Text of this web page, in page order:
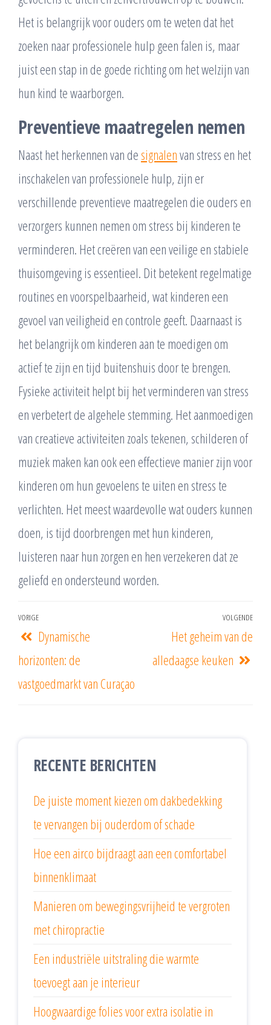
Het is belangrijk voor ouders om te weten dat het
zoeken naar professionele hulp geen falen is, maar
juist een stap in de goede richting om het welzijn van
hun kind te waarborgen.
Preventieve maatregelen nemen
Naast het herkennen van designalenvan stress en het
inschakelen van professionele hulp, zijn er
verschillende preventieve maatregelen die ouders en
verzorgers kunnen nemen om stress bij kinderen te
verminderen. Het creëren van een veilige en stabiele
thuisomgeving is essentieel. Dit betekent regelmatige
routines en voorspelbaarheid, wat kinderen een
gevoel van veiligheid en controle geeft. Daarnaast is
het belangrijk om kinderen aan te moedigen om
actief te zijn en tijd buitenshuis door te brengen.
Fysieke activiteit helpt bij het verminderen van stress
en verbetert de algehele stemming. Het aanmoedigen
van creatieve activiteiten zoals tekenen, schilderen of
muziek maken kan ook een effectieve manier zijn voor
kinderen om hun gevoelens te uiten en stress te
verlichten. Het meest waardevolle wat ouders kunnen
doen, is tijd doorbrengen met hun kinderen,
luisteren naar hun zorgen en hen verzekeren dat ze
geliefd en ondersteund worden.
VORIGE
Dynamische
horizonten: de
vastgoedmarkt van Curaçao
VOLGENDE
Het geheim van de
alledaagse keuken
RECENTE BERICHTEN
De juiste moment kiezen om dakbedekking
te vervangen bij ouderdom of schade
Hoe een airco bijdraagt aan een comfortabel
binnenklimaat
Manieren om bewegingsvrijheid te vergroten
met chiropractie
Een industriële uitstraling die warmte
toevoegt aan je interieur
Hoogwaardige folies voor extra isolatie in